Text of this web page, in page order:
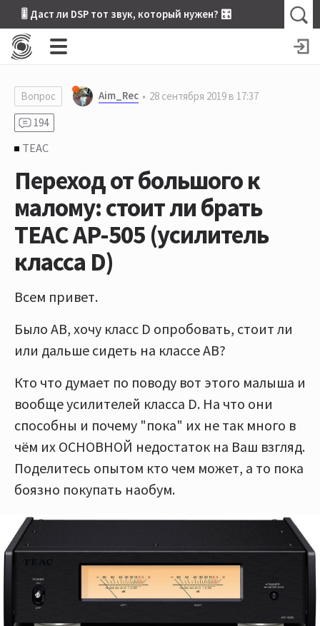
🎚 Даст ли DSP тот звук, который нужен? 🎛
Вопрос Aim_Rec
28 сентября 2019 в 17:37
194
TEAC
Переход от большого к
малому: стоит ли брать
TEAC AР-505 (усилитель
класса D)
Всем привет.
Было AB, хочу класс D опробовать, стоит ли
или дальше сидеть на классе AB?
Кто что думает по поводу вот этого малыша и
вообще усилителей класса D. На что они
способны и почему "пока" их не так много в
чём их ОСНОВНОЙ недостаток на Ваш взгляд.
Поделитесь опытом кто чем может, а то пока
боязно покупать наобум.